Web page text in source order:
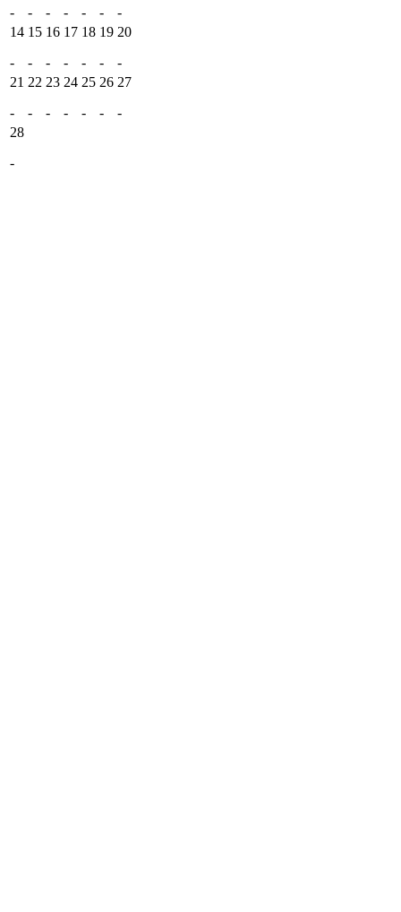
- - - - - -
-
14
-
15
-
16
-
17
-
18
-
19
-
20
-
21
-
22
-
23
-
24
-
25
-
26
-
27
-
28
-